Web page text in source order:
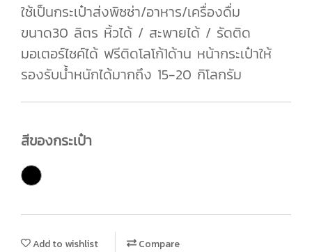
ใช้เป็นกระเป๋าส่งพิซซ่า/อาหาร/เครื่องดื่ม
ขนาด30 ลิตร หิ้วได้ / สะพายได้ / รัดติด
มอเตอร์ไซค์ได้ ฟรีติดโลโก้1ด้าน หน้ากระเป๋าให้
รองรับน้ำหนักได้มากถึง 15-20 กิโลกรัม
สีของกระเป๋า
Add to wishlist Compare